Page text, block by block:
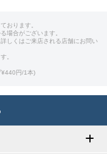
おります。
場合がございます。
しくはご来店される店舗にお問い
。
円/1本)